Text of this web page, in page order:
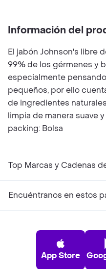
Información del
El jabón Johnson's libre
99% de los gérmenes y
especialmente
pequeños, por ello
de ingredientes
limpia de manera suave
packing: Bolsa
Top Marcas y Cadenas
Encuéntranos en estos
App Store